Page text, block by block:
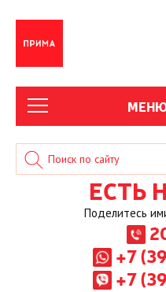
ЕСТЬ
Поделитесь
+7
+7